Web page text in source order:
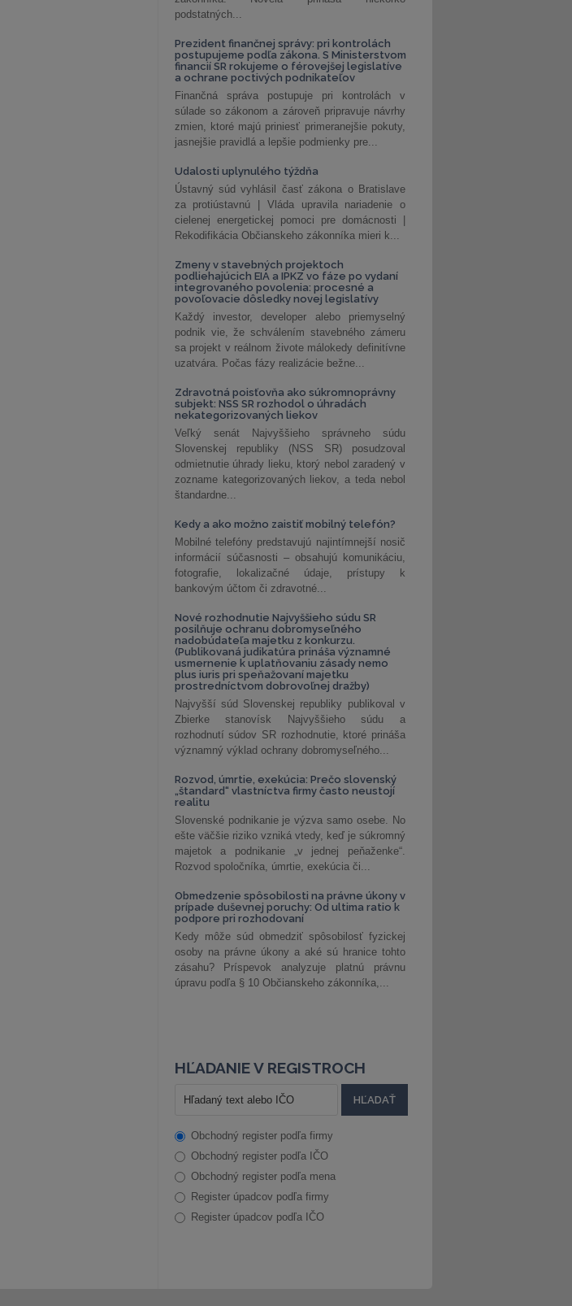
podstatných...
Prezident finančnej správy: pri kontrolách
postupujeme podľa zákona. S Ministerstvom
financií SR rokujeme o férovejšej legislatíve
a ochrane poctivých podnikateľov
Finančná správa postupuje pri kontrolách v
súlade so zákonom a zároveň pripravuje návrhy
zmien, ktoré majú priniesť primeranejšie pokuty,
jasnejšie pravidlá a lepšie podmienky pre...
Udalosti uplynulého týždňa
Ústavný súd vyhlásil časť zákona o Bratislave
za protiústavnú | Vláda upravila nariadenie o
cielenej energetickej pomoci pre domácnosti |
Rekodifikácia Občianskeho zákonníka mieri k...
Zmeny v stavebných projektoch
podliehajúcich EIA a IPKZ vo fáze po vydaní
integrovaného povolenia: procesné a
povoľovacie dôsledky novej legislatívy
Každý investor, developer alebo priemyselný
podnik vie, že schválením stavebného zámeru
sa projekt v reálnom živote málokedy definitívne
uzatvára. Počas fázy realizácie bežne...
Zdravotná poisťovňa ako súkromnoprávny
subjekt: NSS SR rozhodol o úhradách
nekategorizovaných liekov
Veľký senát Najvyššieho správneho súdu
Slovenskej republiky (NSS SR) posudzoval
odmietnutie úhrady lieku, ktorý nebol zaradený v
zozname kategorizovaných liekov, a teda nebol
štandardne...
Kedy a ako možno zaistiť mobilný telefón?
Mobilné telefóny predstavujú najintímnejší nosič
informácií súčasnosti – obsahujú komunikáciu,
fotografie, lokalizačné údaje, prístupy k
bankovým účtom či zdravotné...
Nové rozhodnutie Najvyššieho súdu SR
posilňuje ochranu dobromyseľného
nadobúdateľa majetku z konkurzu.
(Publikovaná judikatúra prináša významné
usmernenie k uplatňovaniu zásady nemo
plus iuris pri speňažovaní majetku
prostredníctvom dobrovoľnej dražby)
Najvyšší súd Slovenskej republiky publikoval v
Zbierke stanovísk Najvyššieho súdu a
rozhodnutí súdov SR rozhodnutie, ktoré prináša
významný výklad ochrany dobromyseľného...
Rozvod, úmrtie, exekúcia: Prečo slovenský
„štandard“ vlastníctva firmy často neustojí
realitu
Slovenské podnikanie je výzva samo osebe. No
ešte väčšie riziko vzniká vtedy, keď je súkromný
majetok a podnikanie „v jednej peňaženke“.
Rozvod spoločníka, úmrtie, exekúcia či...
Obmedzenie spôsobilosti na právne úkony v
prípade duševnej poruchy: Od ultima ratio k
podpore pri rozhodovaní
Kedy môže súd obmedziť spôsobilosť fyzickej
osoby na právne úkony a aké sú hranice tohto
zásahu? Príspevok analyzuje platnú právnu
úpravu podľa § 10 Občianskeho zákonníka,...
HĽADANIE V REGISTROCH
Obchodný register podľa firmy
Obchodný register podľa IČO
Obchodný register podľa mena
Register úpadcov podľa firmy
Register úpadcov podľa IČO